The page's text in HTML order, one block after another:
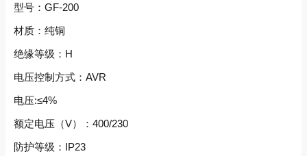
型号：GF-200
材质：纯铜
绝缘等级：H
电压控制方式：AVR
电压:≤4%
额定电压（V）：400/230
防护等级：IP23